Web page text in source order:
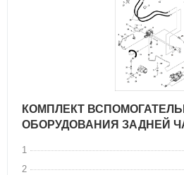
КОМПЛЕКТ
ОБОРУДОВАНИЯ ЗАДНЕЙ
1
2